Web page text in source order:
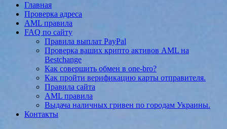
Главная
Проверка адреса
AML правила
FAQ по сайту
Правила выплат PayPal
Проверка ваших крипто активов AML на
Bestchange
Как совершить обмен в one-bro?
Как пройти верификацию карты отправителя.
Правила сайта
AML правила
Выдача наличных гривен по городам Украины.
Контакты